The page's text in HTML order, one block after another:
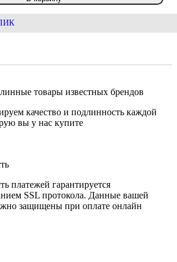
товары известных брендов
качество и подлинность каждой
вы у нас купите
платежей гарантируется
SSL протокола. Данные вашей
защищены при оплате онлайн